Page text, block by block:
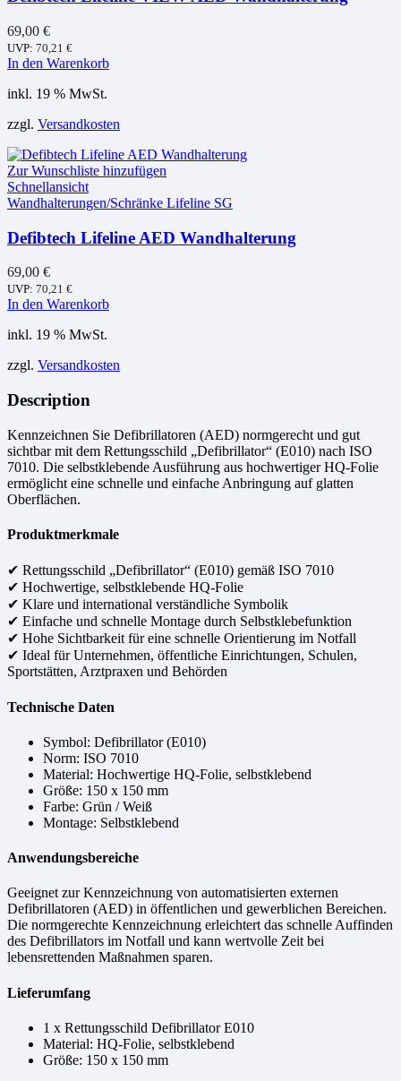
69,00 €
UVP: 70,21 €
In den Warenkorb
inkl. 19 % MwSt.
zzgl. Versandkosten
Zur Wunschliste hinzufügen
Schnellansicht
Wandhalterungen/Schränke Lifeline SG
Defibtech Lifeline AED Wandhalterung
69,00 €
UVP: 70,21 €
In den Warenkorb
inkl. 19 % MwSt.
zzgl. Versandkosten
Description
Kennzeichnen Sie Defibrillatoren (AED) normgerecht und gut
sichtbar mit dem Rettungsschild „Defibrillator“ (E010) nach ISO
7010. Die selbstklebende Ausführung aus hochwertiger HQ-Folie
ermöglicht eine schnelle und einfache Anbringung auf glatten
Oberflächen.
Produktmerkmale
✔ Rettungsschild „Defibrillator“ (E010) gemäß ISO 7010
✔ Hochwertige, selbstklebende HQ-Folie
✔ Klare und international verständliche Symbolik
✔ Einfache und schnelle Montage durch Selbstklebefunktion
✔ Hohe Sichtbarkeit für eine schnelle Orientierung im Notfall
✔ Ideal für Unternehmen, öffentliche Einrichtungen, Schulen,
Sportstätten, Arztpraxen und Behörden
Technische Daten
Symbol: Defibrillator (E010)
Norm: ISO 7010
Material: Hochwertige HQ-Folie, selbstklebend
Größe: 150 x 150 mm
Farbe: Grün / Weiß
Montage: Selbstklebend
Anwendungsbereiche
Geeignet zur Kennzeichnung von automatisierten externen
Defibrillatoren (AED) in öffentlichen und gewerblichen Bereichen.
Die normgerechte Kennzeichnung erleichtert das schnelle Auffinden
des Defibrillators im Notfall und kann wertvolle Zeit bei
lebensrettenden Maßnahmen sparen.
Lieferumfang
1 x Rettungsschild Defibrillator E010
Material: HQ-Folie, selbstklebend
Größe: 150 x 150 mm